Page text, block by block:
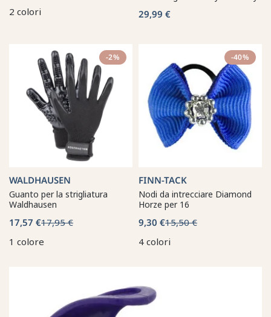
2 colori 29,99 €
-2%
WALDHAUSEN
Guanto per la strigliatura
Waldhausen
17,57 €17,95 €
1 colore
-40%
FINN-TACK
Nodi da intrecciare Diamond
Horze per 16
9,30 €15,50 €
4 colori